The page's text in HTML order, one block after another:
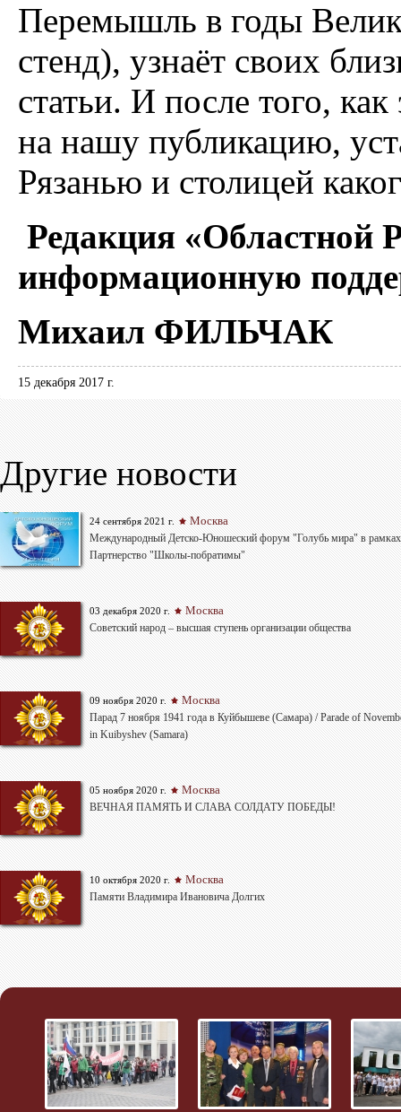
Перемышль в годы
стенд), узнаёт своих
статьи. И после того,
на нашу публикацию,
Рязанью и столицей
Редакция «Областной
информационную
Михаил ФИЛЬЧАК
15 декабря 2017 г.
Другие новости
24 сентября 2021 г. Москва
Международный Детско-Юношеский форум "Голубь мира" в рамках
Партнерство "Школы-побратимы"
03 декабря 2020 г. Москва
Советский народ – высшая ступень организации общества
09 ноября 2020 г. Москва
Парад 7 ноября 1941 года в Куйбышеве (Самара) / Parade of
in Kuibyshev (Samara)
05 ноября 2020 г. Москва
ВЕЧНАЯ ПАМЯТЬ И СЛАВА СОЛДАТУ ПОБЕДЫ!
10 октября 2020 г. Москва
Памяти Владимира Ивановича Долгих